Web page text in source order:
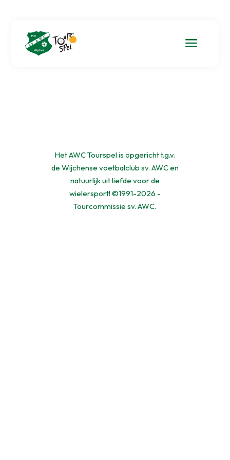
a
Het AWC Tourspel is opgericht t.g.v.
de Wijchense voetbalclub sv. AWC en
natuurlijk uit liefde voor de
wielersport! ©1991-2026 -
Tourcommissie sv. AWC.